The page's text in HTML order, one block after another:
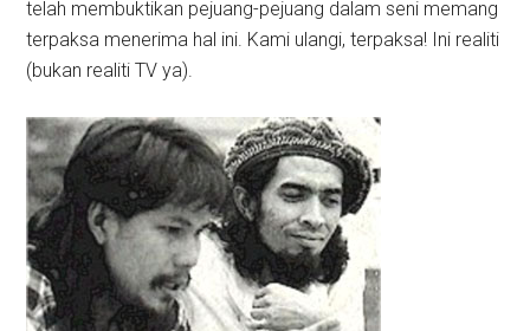
telah membuktikan pejuang-pejuang dalam seni memang
terpaksa menerima hal ini. Kami ulangi, terpaksa! Ini realiti
(bukan realiti TV ya).